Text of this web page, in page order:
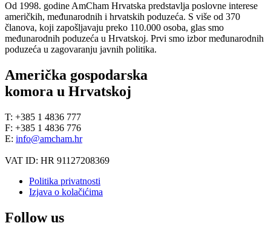
Od 1998. godine AmCham Hrvatska predstavlja poslovne interese
američkih, međunarodnih i hrvatskih poduzeća. S više od 370
članova, koji zapošljavaju preko 110.000 osoba, glas smo
međunarodnih poduzeća u Hrvatskoj. Prvi smo izbor međunarodnih
poduzeća u zagovaranju javnih politika.
Američka gospodarska
komora u Hrvatskoj
T: +385 1 4836 777
F: +385 1 4836 776
E: info@amcham.hr
VAT ID: HR 91127208369
Politika privatnosti
Izjava o kolačićima
Follow us